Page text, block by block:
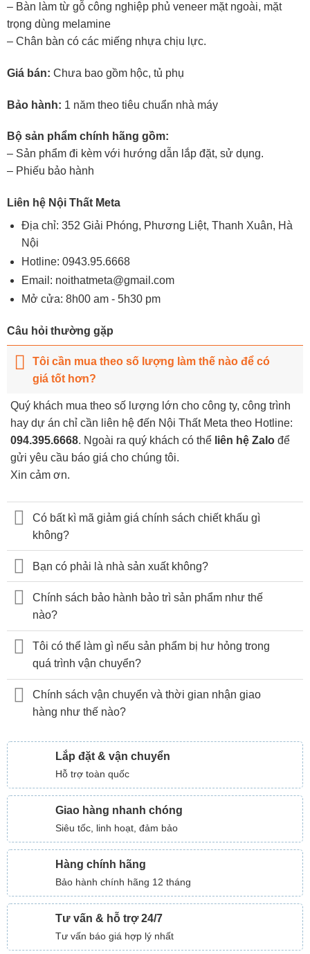
– Bàn làm từ gỗ công nghiệp phủ veneer mặt ngoài, mặt
trọng dùng melamine
– Chân bàn có các miếng nhựa chịu lực.
Giá bán: Chưa bao gồm hộc, tủ phụ
Bảo hành: 1 năm theo tiêu chuẩn nhà máy
Bộ sản phẩm chính hãng gồm:
– Sản phẩm đi kèm với hướng dẫn lắp đặt, sử dụng.
– Phiếu bảo hành
Liên hệ Nội Thất Meta
Địa chỉ: 352 Giải Phóng, Phương Liệt, Thanh Xuân, Hà
Nội
Hotline: 0943.95.6668
Email: noithatmeta@gmail.com
Mở cửa: 8h00 am - 5h30 pm
Câu hỏi thường gặp
Tôi cần mua theo số lượng làm thế nào để có
giá tốt hơn?
Quý khách mua theo số lượng lớn cho công ty, công trình
hay dự án chỉ cần liên hệ đến Nội Thất Meta theo Hotline:
094.395.6668. Ngoài ra quý khách có thể liên hệ Zalo để
gửi yêu cầu báo giá cho chúng tôi.
Xin cảm ơn.
Có bất kì mã giảm giá chính sách chiết khấu gì
không?
Bạn có phải là nhà sản xuất không?
Chính sách bảo hành bảo trì sản phẩm như thế
nào?
Tôi có thể làm gì nếu sản phẩm bị hư hỏng trong
quá trình vận chuyển?
Chính sách vận chuyển và thời gian nhận giao
hàng như thế nào?
Lắp đặt & vận chuyển
Hỗ trợ toàn quốc
Giao hàng nhanh chóng
Siêu tốc, linh hoạt, đảm bảo
Hàng chính hãng
Bảo hành chính hãng 12 tháng
Tư vấn & hỗ trợ 24/7
Tư vấn báo giá hợp lý nhất